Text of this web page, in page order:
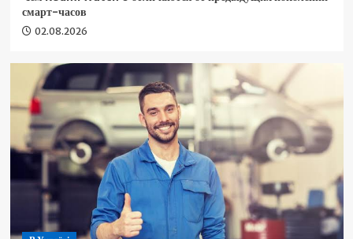
смарт-часов
02.08.2026